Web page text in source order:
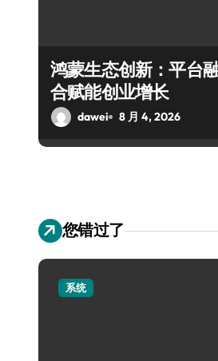
鸿蒙生态创新：平台
合赋能创业增长
dawei 8 月 4, 2026
您错过了
系统